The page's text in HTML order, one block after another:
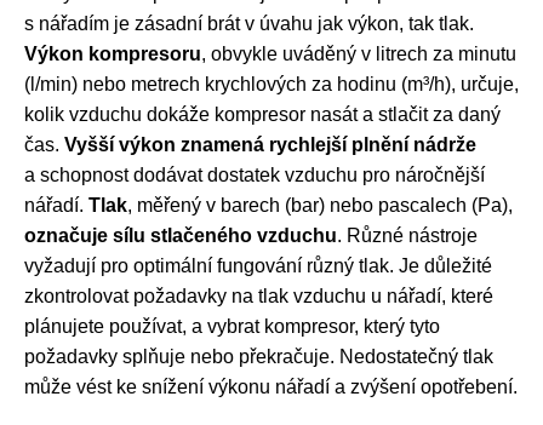
s nářadím je zásadní brát v úvahu jak výkon, tak tlak.
Výkon kompresoru, obvykle uváděný v litrech za minutu
(l/min) nebo metrech krychlových za hodinu (m³/h), určuje,
kolik vzduchu dokáže kompresor nasát a stlačit za daný
čas. Vyšší výkon znamená rychlejší plnění nádrže
a schopnost dodávat dostatek vzduchu pro náročnější
nářadí. Tlak, měřený v barech (bar) nebo pascalech (Pa),
označuje sílu stlačeného vzduchu. Různé nástroje
vyžadují pro optimální fungování různý tlak. Je důležité
zkontrolovat požadavky na tlak vzduchu u nářadí, které
plánujete používat, a vybrat kompresor, který tyto
požadavky splňuje nebo překračuje. Nedostatečný tlak
může vést ke snížení výkonu nářadí a zvýšení opotřebení.